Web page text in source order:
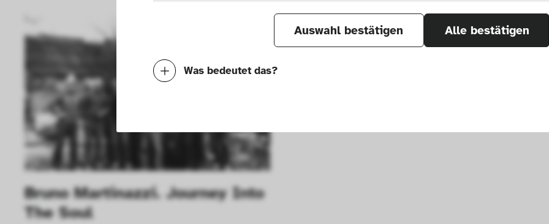
Auswahl bestätigen Alle bestätigen
Was bedeutet das?
die Funktionalität der Seite verbessern. In einigen Fällen wird
Geschwindigkeit erhöht, mit der wir deine Anfrage bearbeiten
können deine ausgewählten Einstellungen auf unserer Seite
Bruno Martinazzi. Journey Into
The Soul